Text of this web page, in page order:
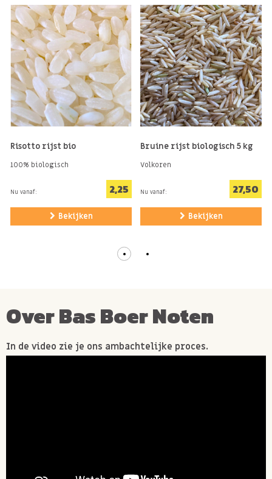
Risotto rijst bio
100% biologisch
Nu vanaf: 2,25
Bekijken
Bruine rijst biologisch 5 kg
Volkoren
Nu vanaf: 27,50
Bekijken
Over Bas Boer Noten
In de video zie je ons ambachtelijke proces.